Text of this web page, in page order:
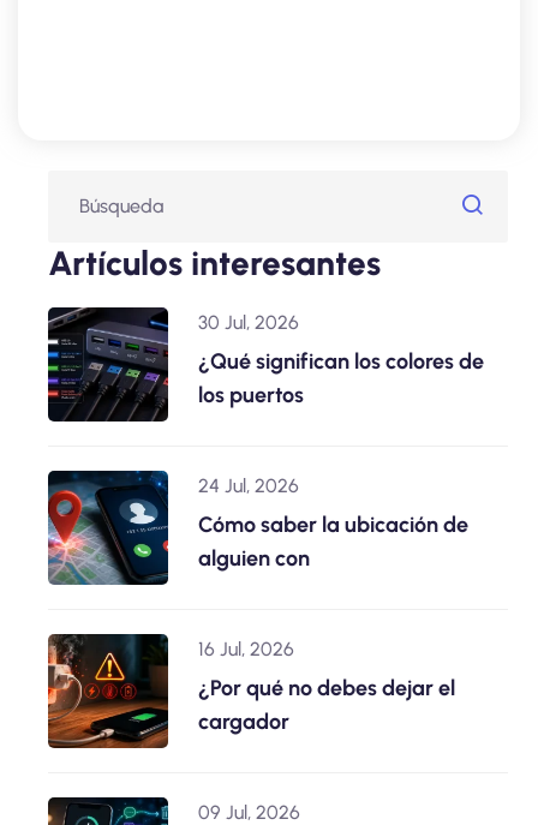
Artículos interesantes
30 Jul, 2026
¿Qué significan los colores de
los puertos
24 Jul, 2026
Cómo saber la ubicación de
alguien con
16 Jul, 2026
¿Por qué no debes dejar el
cargador
09 Jul, 2026